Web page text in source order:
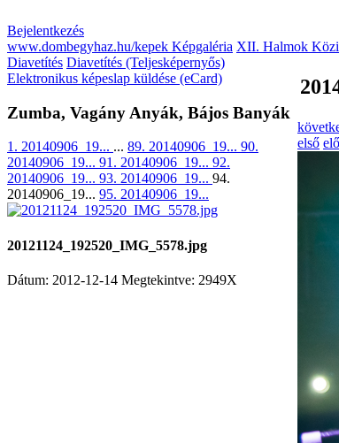
Bejelentkezés
www.dombegyhaz.hu/kepek Képgaléria XII. Halmok
Diavetítés Diavetítés (Teljesképernyős)
Elektronikus képeslap küldése (eCard)
Zumba, Vagány Anyák, Bájos Banyák
1. 20140906_19... ... 89. 20140906_19... 90.
20140906_19... 91. 20140906_19... 92.
20140906_19... 93. 20140906_19... 94.
20140906_19... 95. 20140906_19...
20121124_192520_IMG_5578.jpg
Dátum: 2012-12-14 Megtekintve: 2949X
első